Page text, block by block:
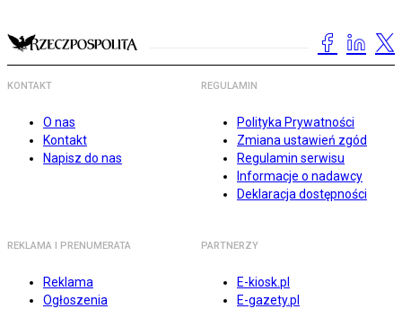
KONTAKT
O nas
Kontakt
Napisz do nas
REGULAMIN
Polityka Prywatności
Zmiana ustawień zgód
Regulamin serwisu
Informacje o nadawcy
Deklaracja dostępności
REKLAMA I PRENUMERATA
Reklama
Ogłoszenia
PARTNERZY
E-kiosk.pl
E-gazety.pl